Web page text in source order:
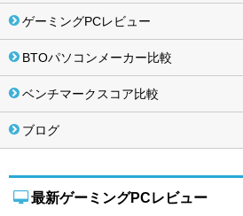
ゲーミングPCレビュー
BTOパソコンメーカー比較
ベンチマークスコア比較
ブログ
最新ゲーミングPCレビュー